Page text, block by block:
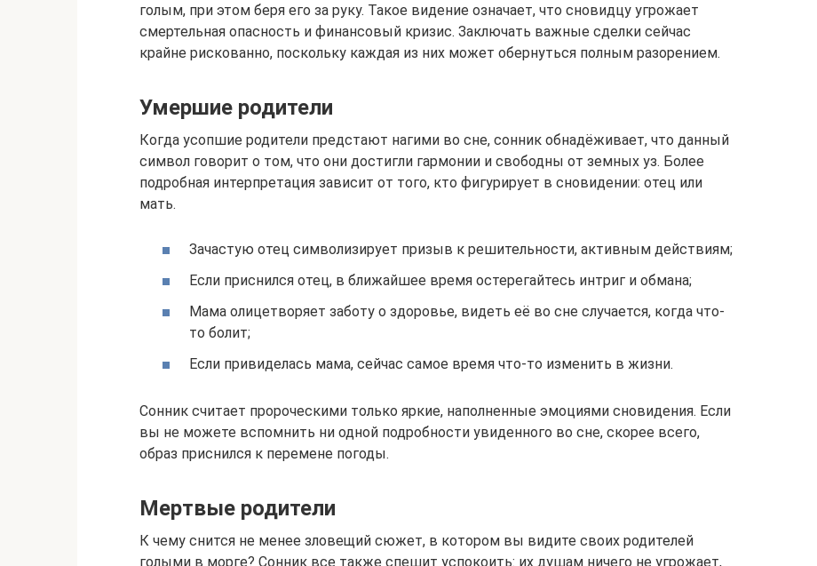
голым, при этом беря его за руку. Такое видение означает, что сновидцу угрожает
смертельная опасность и финансовый кризис. Заключать важные сделки сейчас
крайне рискованно, поскольку каждая из них может обернуться полным разорением.
Умершие родители
Когда усопшие родители предстают нагими во сне, сонник обнадёживает, что данный
символ говорит о том, что они достигли гармонии и свободны от земных уз. Более
подробная интерпретация зависит от того, кто фигурирует в сновидении: отец или
мать.
Зачастую отец символизирует призыв к решительности, активным действиям;
Если приснился отец, в ближайшее время остерегайтесь интриг и обмана;
Мама олицетворяет заботу о здоровье, видеть её во сне случается, когда что-
то болит;
Если привиделась мама, сейчас самое время что-то изменить в жизни.
Сонник считает пророческими только яркие, наполненные эмоциями сновидения. Если
вы не можете вспомнить ни одной подробности увиденного во сне, скорее всего,
образ приснился к перемене погоды.
Мертвые родители
К чему снится не менее зловещий сюжет, в котором вы видите своих родителей
голыми в морге? Сонник все также спешит успокоить: их душам ничего не угрожает,